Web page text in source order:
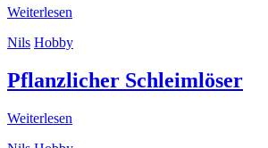
Weiterlesen
Nils Hobby
Pflanzlicher Schleimlöser
Weiterlesen